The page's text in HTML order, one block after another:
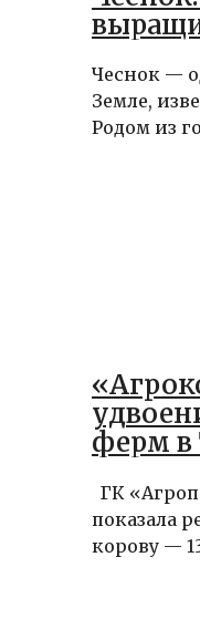
Чеснок —
Земле,
Родом из
ферм в
ГК
показала
корову —